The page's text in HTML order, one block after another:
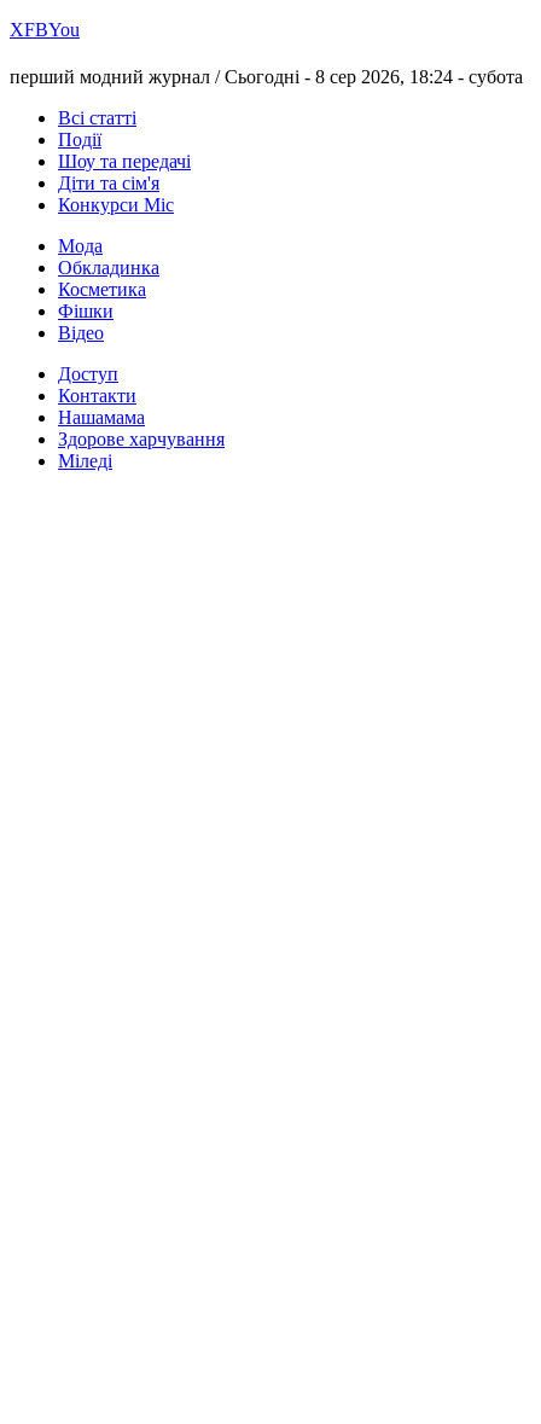
ХFBYou
перший модний журнал /Сьогодні - 8 сер 2026, 18:24 - субота
Всі статті
Події
Шоу та передачі
Діти та сім'я
Конкурси Міс
Мода
Обкладинка
Косметика
Фішки
Відео
Доступ
Контакти
Нашамама
Здорове харчування
Міледі